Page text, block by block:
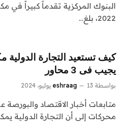
البنوك المركزية تقدماً كبيراً
2022، بلغ…
كيف تستعيد التجارة الدولية
يجيب فى 3 محاور
بواسطة eshraag 13 يوليو، 2024
محركات إلى أن التجارة الدولية